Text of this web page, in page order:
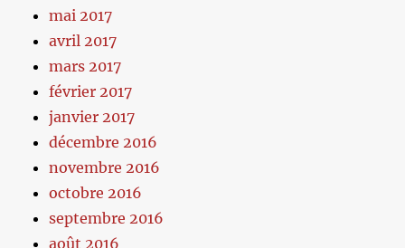
mai 2017
avril 2017
mars 2017
février 2017
janvier 2017
décembre 2016
novembre 2016
octobre 2016
septembre 2016
août 2016